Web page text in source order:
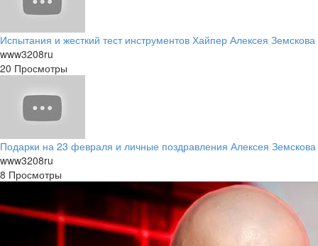
Испытания и жесткий тест инструментов Хайпер Алексея Земскова
www3208ru
20 Просмотры
Подарки на 23 февраля и личные поздравления Алексея Земскова
www3208ru
8 Просмотры